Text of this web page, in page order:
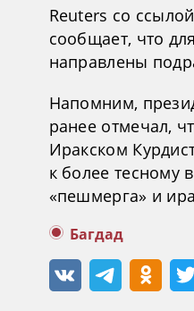
Reuters со
сообщает, что
направлены
Напомним,
ранее отмечал,
Иракском
к более тесному
«пешмерга» и
Багдад